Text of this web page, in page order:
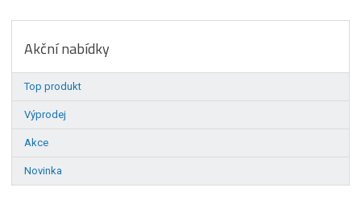
Akční nabídky
Top produkt
Výprodej
Akce
Novinka